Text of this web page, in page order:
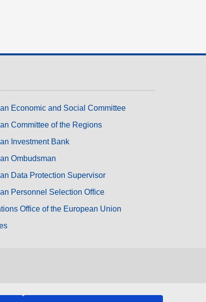
Economic and Social Committee
Committee of the Regions
Investment Bank
Ombudsman
Data Protection Supervisor
Personnel Selection Office
Office of the European Union